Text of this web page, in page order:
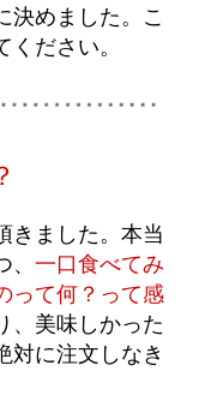
決めました。こ
ださい。
きました。本当
一口食べてみ
って何？って感
、美味しかった
対に注文しなき